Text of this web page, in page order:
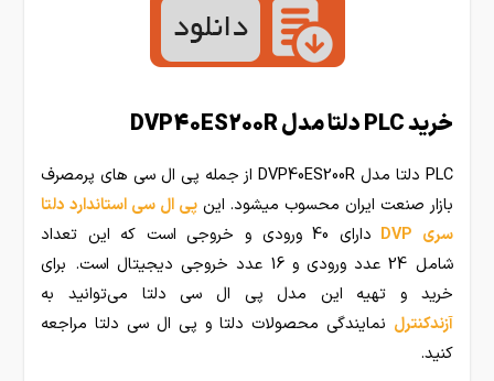
خرید PLC دلتا مدل DVP40ES200R
PLC دلتا مدل DVP40ES200R از جمله پی ال سی های پرمصرف
بازار صنعت ایران محسوب میشود. اینپی ال سی استاندارد دلتا
سری DVP
دارای 40 ورودی و خروجی است که این تعداد
شامل 24 عدد ورودی و 16 عدد خروجی دیجیتال است. برای
خرید و تهیه این مدل پی ال سی دلتا می‌توانید به
آزندکنترل نمایندگی محصولات دلتا و پی ال سی دلتا مراجعه
کنید.